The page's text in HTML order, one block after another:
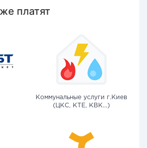
платят
Коммунальные услуги г.Киев
(ЦКС, КТЕ, КВК...)